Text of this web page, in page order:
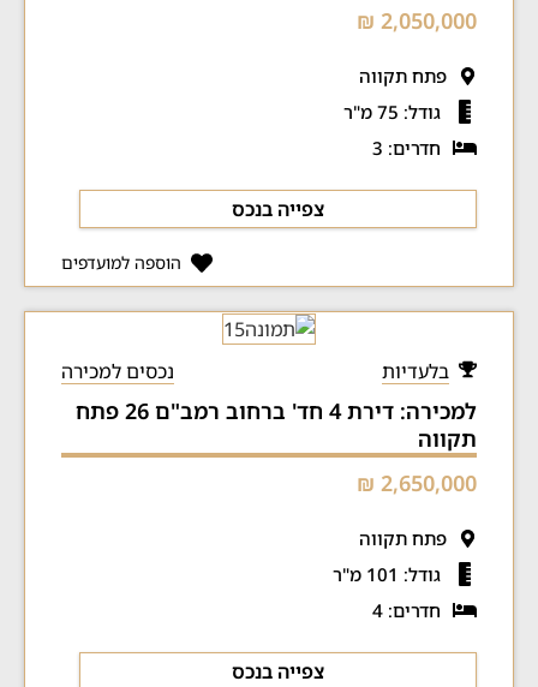
2,050,000 ₪
פתח תקווה
גודל: 75 מ"ר
חדרים: 3
צפייה בנכס
הוספה למועדפים
בלעדיות נכסים למכירה
למכירה: דירת 4 חד' ברחוב רמב"ם 26 פתח
תקווה
2,650,000 ₪
פתח תקווה
גודל: 101 מ"ר
חדרים: 4
צפייה בנכס